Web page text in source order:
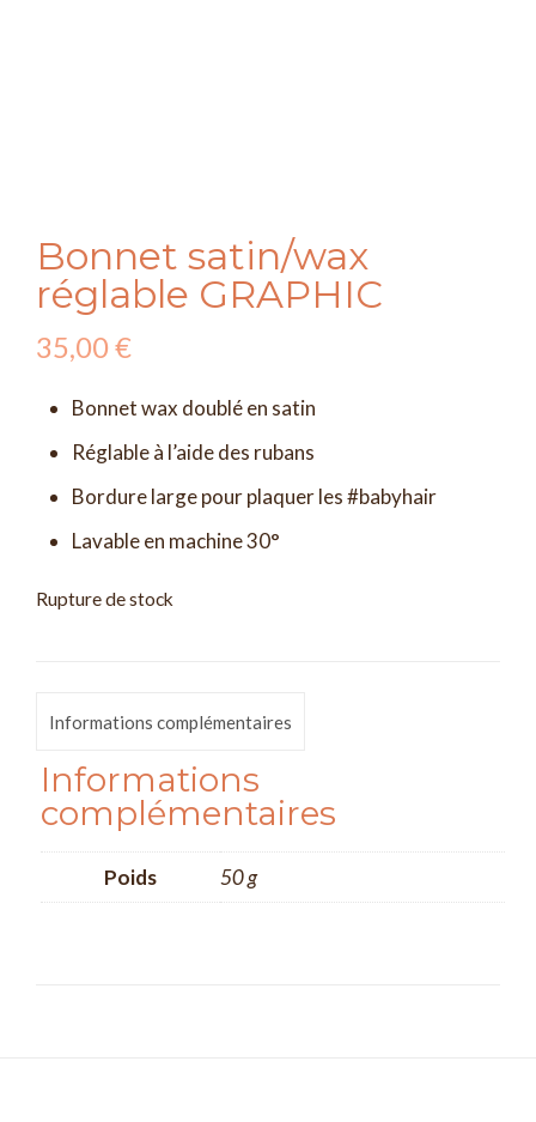
Bonnet satin/wax
réglable GRAPHIC
35,00€
Bonnet wax doublé en satin
Réglable à l’aide des rubans
Bordure large pour plaquer les #babyhair
Lavable en machine 30°
Rupture de stock
Informations complémentaires
Informations
complémentaires
Poids 50 g